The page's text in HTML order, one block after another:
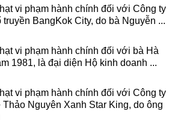
vi phạm hành chính đối với Công ty
BangKok City, do bà Nguyễn ...
vi phạm hành chính đối với bà Hà
1981, là đại diện Hộ kinh doanh ...
vi phạm hành chính đối với Công ty
Nguyên Xanh Star King, do ông